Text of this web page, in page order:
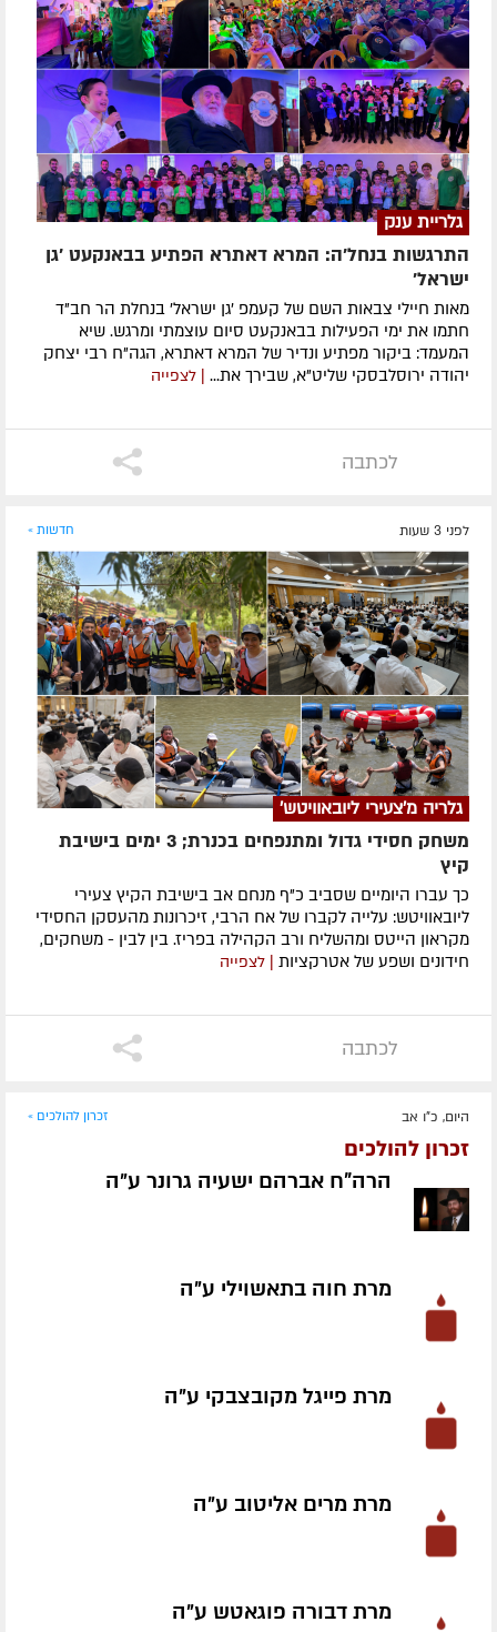
גלריית ענק
התרגשות בנחל'ה: המרא דאתרא הפתיע בבאנקעט 'גן
ישראל'
מאות חיילי צבאות השם של קעמפ 'גן ישראל' בנחלת הר חב"ד
חתמו את ימי הפעילות בבאנקעט סיום עוצמתי ומרגש. שיא
המעמד: ביקור מפתיע ונדיר של המרא דאתרא, הגה"ח רבי יצחק
יהודה ירוסלבסקי שליט"א, שבירך את... | לצפייה
לכתבה
לפני 3 שעות חדשות »
גלריה מ'צעירי ליובאוויטש'
משחק חסידי גדול ומתנפחים בכנרת; 3 ימים בישיבת
קיץ
כך עברו היומיים שסביב כ"ף מנחם אב בישיבת הקיץ צעירי
ליובאוויטש: עלייה לקברו של אח הרבי, זיכרונות מהעסקן החסידי
מקראון הייטס ומהשליח ורב הקהילה בפריז. בין לבין - משחקים,
חידונים ושפע של אטרקציות
| לצפייה
לכתבה
היום, כ"ו אב זכרון להולכים »
זכרון להולכים
הרה"ח אברהם ישעיה גרונר ע״ה
מרת חוה בתאשוילי ע״ה
מרת פייגל מקובצבקי ע״ה
מרת מרים אליטוב ע״ה
מרת דבורה פוגאטש ע״ה